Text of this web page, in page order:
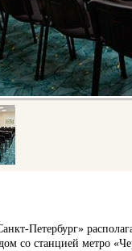
Петербург»
со станцией метро